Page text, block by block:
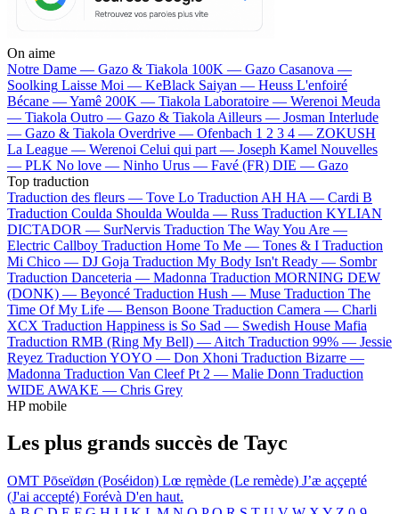
On aime
Notre Dame — Gazo & Tiakola 100K — Gazo Casanova —
Soolking Laisse Moi — KeBlack Saiyan — Heuss L'enfoiré
Bécane —Yamê 200K — Tiakola Laboratoire — Werenoi Meuda
— Tiakola Outro — Gazo & Tiakola Ailleurs — Josman Interlude
— Gazo & Tiakola Overdrive — Ofenbach 1 2 3 4 — ZOKUSH
La League — Werenoi Celui qui part — Joseph Kamel Nouvelles
— PLK No love — Ninho Urus — Favé (FR) DIE — Gazo
Top traduction
Traduction des fleurs — Tove Lo Traduction AH HA — Cardi B
Traduction Coulda Shoulda Woulda — Russ Traduction KYLIAN
DICTADOR — SurNervis Traduction The Way You Are —
Electric Callboy Traduction Home To Me — Tones & I Traduction
Mi Chico — DJ Goja Traduction My Body Isn't Ready — Sombr
Traduction Danceteria — Madonna Traduction MORNING DEW
(DONK) — Beyoncé Traduction Hush — Muse Traduction The
Time Of My Life — Benson Boone Traduction Camera — Charli
XCX Traduction Happiness is So Sad — Swedish House Mafia
Traduction RMB (Ring My Bell) — Aitch Traduction 99% — Jessie
Reyez Traduction YOYO — Don Xhoni Traduction Bizarre —
Madonna Traduction Van Cleef Pt 2 — Malie Donn Traduction
WIDE AWAKE — Chris Grey
HP mobile
Les plus grands succès de Tayc
OMT Pōseïdøn (Poséidon) Lœ ręmède (Le remède) J’æ aççepté
(J'ai accepté) Forévà D'en haut.